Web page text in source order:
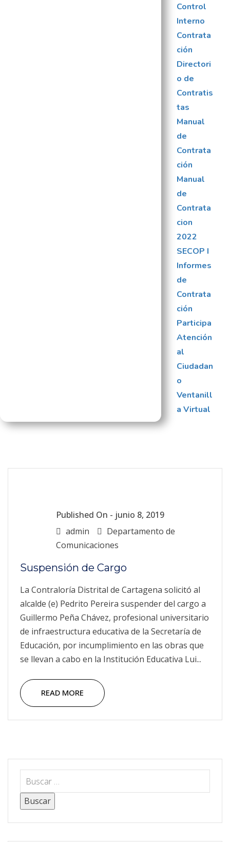
Control
Interno
Contrata
ción
Directori
o de
Contratis
tas
Manual
de
Contrata
ción
Manual
de
Contrata
cion
2022
SECOP I
Informes
de
Contrata
ción
Participa
Atención
al
Ciudadan
o
Ventanill
a Virtual
Published On - junio 8, 2019
admin
Departamento de
Comunicaciones
Suspensión de Cargo
La Contraloría Distrital de Cartagena solicitó al
alcalde (e) Pedrito Pereira suspender del cargo a
Guillermo Peña Chávez, profesional universitario
de infraestructura educativa de la Secretaría de
Educación, por incumplimiento en las obras que
se llevan a cabo en la Institución Educativa Lui...
READ MORE